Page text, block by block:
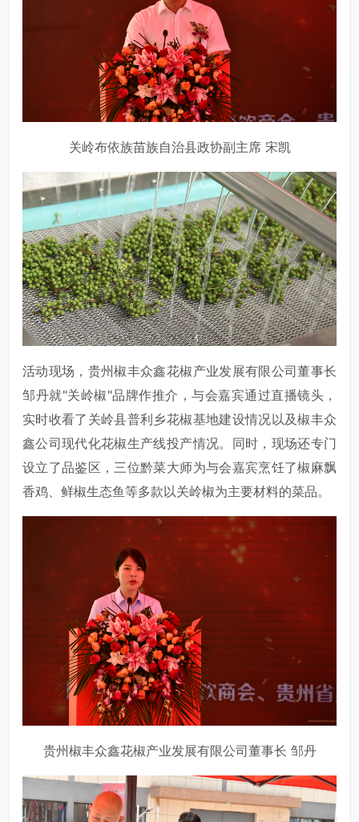
关岭布依族苗族自治县政协副主席 宋凯
活动现场，贵州椒丰众鑫花椒产业发展有限公司董事长
邹丹就"关岭椒"品牌作推介，与会嘉宾通过直播镜头，
实时收看了关岭县普利乡花椒基地建设情况以及椒丰众
鑫公司现代化花椒生产线投产情况。同时，现场还专门
设立了品鉴区，三位黔菜大师为与会嘉宾烹饪了椒麻飘
香鸡、鲜椒生态鱼等多款以关岭椒为主要材料的菜品。
贵州椒丰众鑫花椒产业发展有限公司董事长 邹丹